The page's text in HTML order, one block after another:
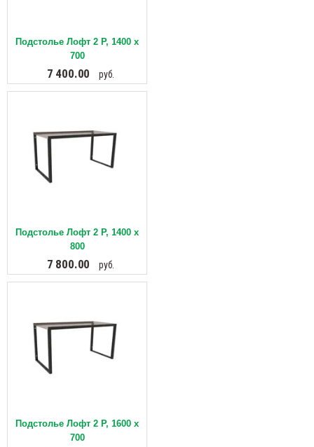
Подстолье Лофт 2 Р, 1400 х
700
7 400.00 руб.
Подстолье Лофт 2 Р, 1400 х
800
7 800.00 руб.
Подстолье Лофт 2 Р, 1600 х
700